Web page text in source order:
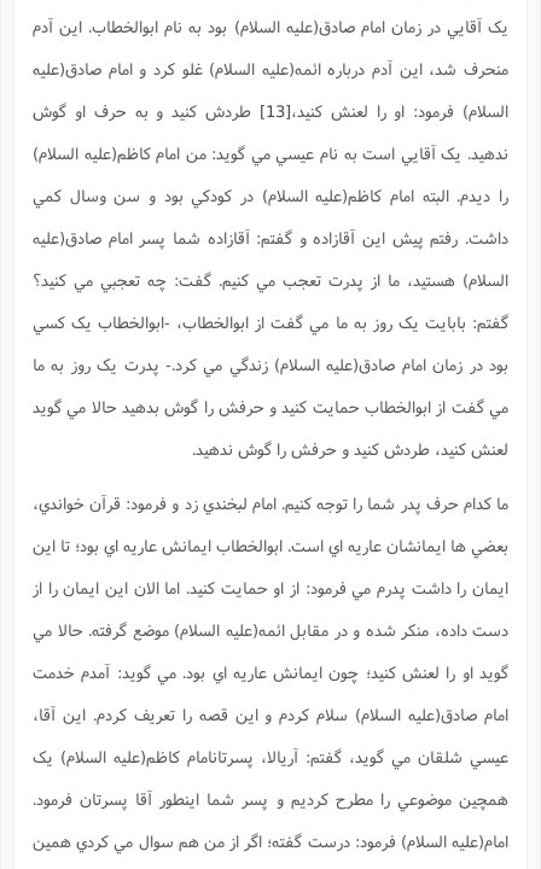
يک آقايي در زمان امام صادق(علیه السلام) بود به نام ابوالخطاب. اين آدم
منحرف شد، اين آدم درباره ائمه(علیه السلام) غلو کرد و امام صادق(علیه
السلام) فرمود: او را لعنش کنيد،[13]
طردش کنيد و به حرف او گوش
ندهيد. يک آقايي است به نام عيسي مي گويد: من امام کاظم(علیه السلام)
را ديدم. البته امام کاظم(علیه السلام) در کودکي بود و سن وسال کمي
داشت. رفتم پيش اين آقازاده و گفتم: آقازاده شما پسر امام صادق(علیه
السلام) هستيد، ما از پدرت تعجب مي کنيم. گفت: چه تعجبي مي کنيد؟
گفتم: بابايت يک روز به ما مي گفت از ابوالخطاب، -ابوالخطاب يک کسي
بود در زمان امام صادق(علیه السلام) زندگي مي کرد.- پدرت يک روز به ما
مي گفت از ابوالخطاب حمايت کنيد و حرفش را گوش بدهيد حالا مي گويد
لعنش کنيد، طردش کنيد و حرفش را گوش ندهيد.
ما کدام حرف پدر شما را توجه کنيم. امام لبخندي زد و فرمود: قرآن خواندي،
بعضي ها ايمانشان عاريه اي است. ابوالخطاب ايمانش عاريه اي بود؛ تا اين
ايمان را داشت پدرم مي فرمود: از او حمايت کنيد. اما الان اين ايمان را از
دست داده، منکر شده و در مقابل ائمه(علیه السلام) موضع گرفته. حالا مي
گويد او را لعنش کنيد؛ چون ايمانش عاريه اي بود. مي گويد: آمدم خدمت
امام صادق(علیه السلام) سلام کردم و اين قصه را تعريف کردم. اين آقا،
عيسي شلقان مي گويد، گفتم: آريالا، پسرتانامام کاظم(علیه السلام) يک
همچين موضوعي را مطرح کرديم و پسر شما اينطور آقا پسرتان فرمود.
امام(علیه السلام) فرمود: درست گفته؛ اگر از من هم سوال مي کردي همين